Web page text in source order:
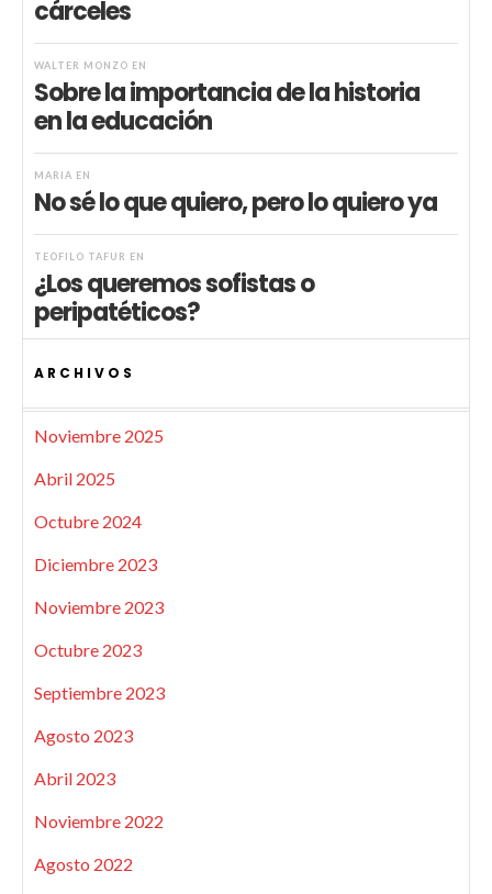
cárceles
WALTER MONZÓ EN
Sobre la importancia de la historia
en la educación
MARIA EN
No sé lo que quiero, pero lo quiero ya
TEÓFILO TAFUR EN
¿Los queremos sofistas o
peripatéticos?
ARCHIVOS
Noviembre 2025
Abril 2025
Octubre 2024
Diciembre 2023
Noviembre 2023
Octubre 2023
Septiembre 2023
Agosto 2023
Abril 2023
Noviembre 2022
Agosto 2022